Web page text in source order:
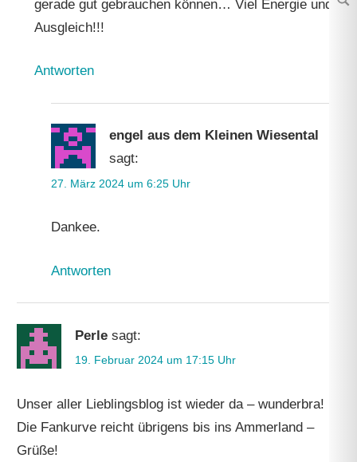
gerade gut gebrauchen können… Viel Energie und
Ausgleich!!!
Antworten
engel aus dem Kleinen Wiesental
sagt:
27. März 2024 um 6:25 Uhr
Dankee.
Antworten
Perle sagt:
19. Februar 2024 um 17:15 Uhr
Unser aller Lieblingsblog ist wieder da – wunderbra!
Die Fankurve reicht übrigens bis ins Ammerland –
Grüße!